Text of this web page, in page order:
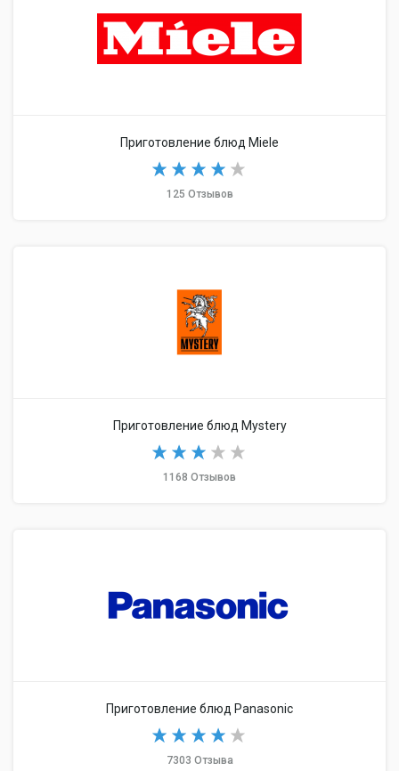
Приготовление блюд Miele
125 Отзывов
Приготовление блюд Mystery
1168 Отзывов
Приготовление блюд Panasonic
7303 Отзыва